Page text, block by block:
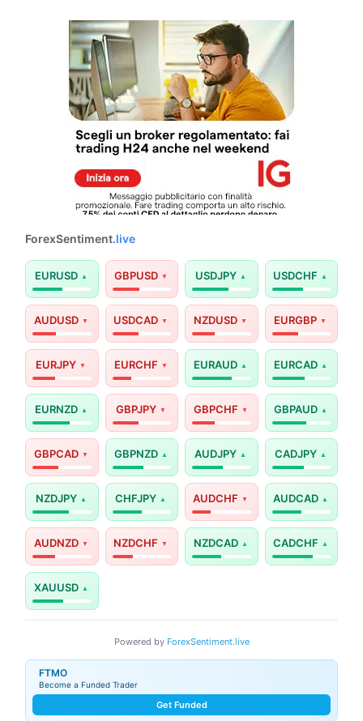
ForexSentiment.live
EURUSD GBPUSD USDJPY USDCHF
AUDUSD USDCAD NZDUSD EURGBP
EURJPY EURCHF EURAUD EURCAD
EURNZD GBPJPY GBPCHF GBPAUD
GBPCAD GBPNZD AUDJPY CADJPY
NZDJPY CHFJPY AUDCHF AUDCAD
AUDNZD NZDCHF NZDCAD CADCHF
XAUUSD
Powered by ForexSentiment.live
FTMO
Become a Funded Trader
Get Funded